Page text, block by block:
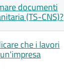
documenti
(TS-CNS)?
che i lavori